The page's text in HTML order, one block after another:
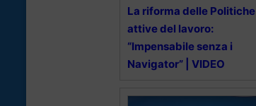
La riforma delle Politiche
attive del lavoro:
“Impensabile senza i
Navigator” | VIDEO